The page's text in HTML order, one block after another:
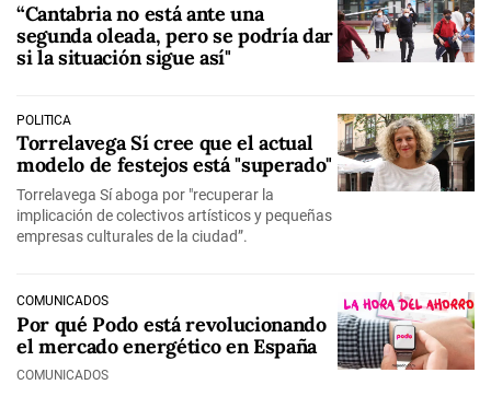
“Cantabria no está ante una
segunda oleada, pero se podría dar
si la situación sigue así"
POLÍTICA
Torrelavega Sí cree que el actual
modelo de festejos está "superado"
Torrelavega Sí aboga por "recuperar la
implicación de colectivos artísticos y pequeñas
empresas culturales de la ciudad”.
COMUNICADOS
Por qué Podo está revolucionando
el mercado energético en España
COMUNICADOS